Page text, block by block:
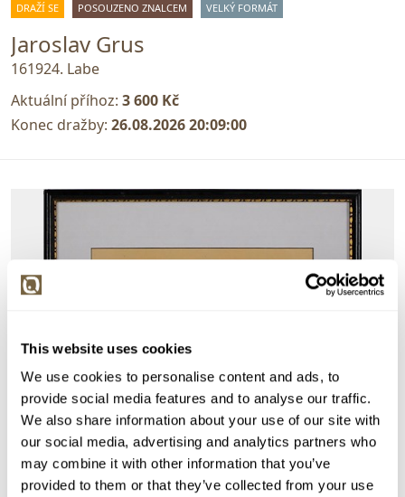
This website uses cookies
We use cookies to personalise content and ads, to
provide social media features and to analyse our traffic.
We also share information about your use of our site with
our social media, advertising and analytics partners who
may combine it with other information that you’ve
provided to them or that they’ve collected from your use
DRAŽÍ SE POSOUZENO ZNALCEM VELKÝ FORMÁT
Jaroslav Grus
161924. Labe
Aktuální příhoz: 3 600 Kč
Konec dražby: 26.08.2026 20:09:00